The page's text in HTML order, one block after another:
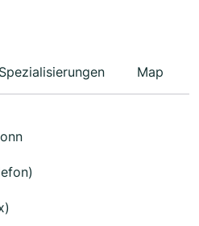
Spezialisierungen Map